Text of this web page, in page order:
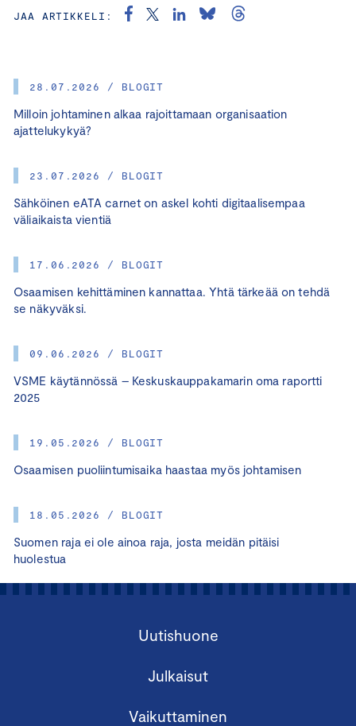
28.07.2026 / BLOGIT
Milloin johtaminen alkaa rajoittamaan organisaation
ajattelukykyä?
23.07.2026 / BLOGIT
Sähköinen eATA carnet on askel kohti digitaalisempaa
väliaikaista vientiä
17.06.2026 / BLOGIT
Osaamisen kehittäminen kannattaa. Yhtä tärkeää on tehdä
se näkyväksi.
09.06.2026 / BLOGIT
VSME käytännössä – Keskuskauppakamarin oma raportti
2025
19.05.2026 / BLOGIT
Osaamisen puoliintumisaika haastaa myös johtamisen
18.05.2026 / BLOGIT
Suomen raja ei ole ainoa raja, josta meidän pitäisi
huolestua
JAA ARTIKKELI:
Uutishuone
Julkaisut
Vaikuttaminen